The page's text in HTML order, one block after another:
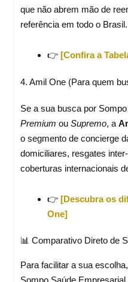
que não abrem mão de
referência em todo o Brasil.
👉 [Confira a
4. Amil One (Para quem
Se a sua busca por
Premium ou Supremo, a
o segmento de concierge
domiciliares, resgates
coberturas internacionais
👉 [Descubra os
One]
📊 Comparativo Direto de
Para facilitar a sua